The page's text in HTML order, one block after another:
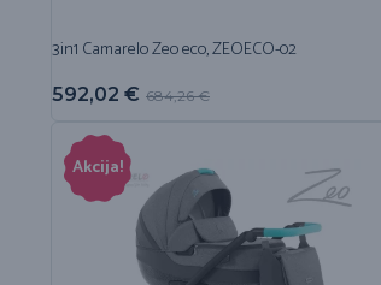
3in1 Camarelo Zeo eco, ZEOECO-02
684,26€
592,02 €
Akcija!